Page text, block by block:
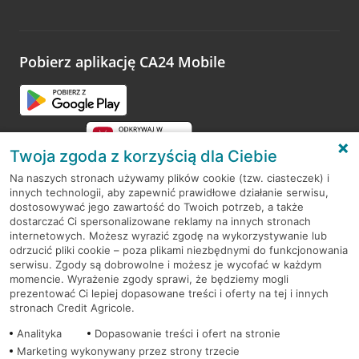
opinie.
Pobierz aplikację CA24 Mobile
RODO
Regulamin serwisu
Mapa serwisu
PolitykaCookies
Twoja zgoda z korzyścią dla Ciebie
Na naszych stronach używamy plików cookie (tzw. ciasteczek) i
innych technologii, aby zapewnić prawidłowe działanie serwisu,
dostosowywać jego zawartość do Twoich potrzeb, a także
dostarczać Ci spersonalizowane reklamy na innych stronach
internetowych. Możesz wyrazić zgodę na wykorzystywanie lub
odrzucić pliki cookie – poza plikami niezbędnymi do funkcjonowania
serwisu. Zgody są dobrowolne i możesz je wycofać w każdym
momencie. Wyrażenie zgody sprawi, że będziemy mogli
prezentować Ci lepiej dopasowane treści i oferty na tej i innych
stronach Credit Agricole.
Analityka
Dopasowanie treści i ofert na stronie
Marketing wykonywany przez strony trzecie